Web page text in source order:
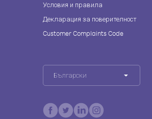
Условия и правила
Декларация за поверителност
Customer Complaints Code
Български